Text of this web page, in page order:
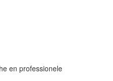
en professionele